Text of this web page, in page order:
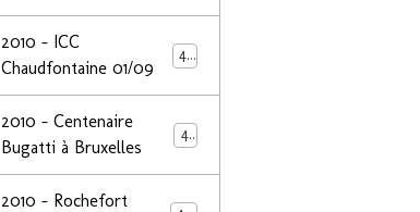
2010 - ICC
Chaudfontaine 01/09
44
2010 - Centenaire
Bugatti à Bruxelles
44
2010 - Rochefort